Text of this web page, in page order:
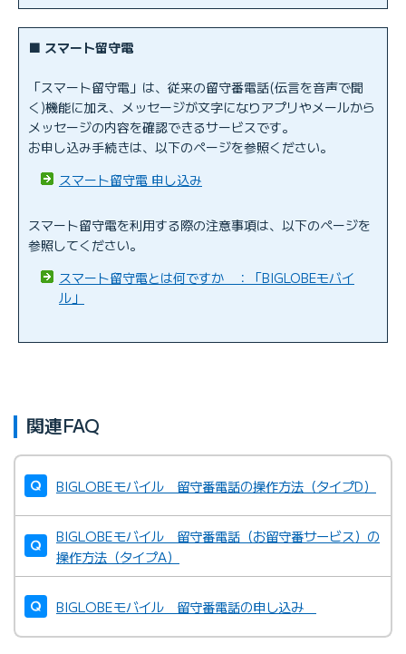
■ スマート留守電
「スマート留守電」は、従来の留守番電話(伝言を音声で聞
く)機能に加え、メッセージが文字になりアプリやメールから
メッセージの内容を確認できるサービスです。
お申し込み手続きは、以下のページを参照ください。
スマート留守電 申し込み
スマート留守電を利用する際の注意事項は、以下のページを
参照してください。
スマート留守電とは何ですか ：「BIGLOBEモバイ
ル」
関連FAQ
BIGLOBEモバイル 留守番電話の操作方法（タイプD）
BIGLOBEモバイル 留守番電話（お留守番サービス）の
操作方法（タイプA）
BIGLOBEモバイル 留守番電話の申し込み